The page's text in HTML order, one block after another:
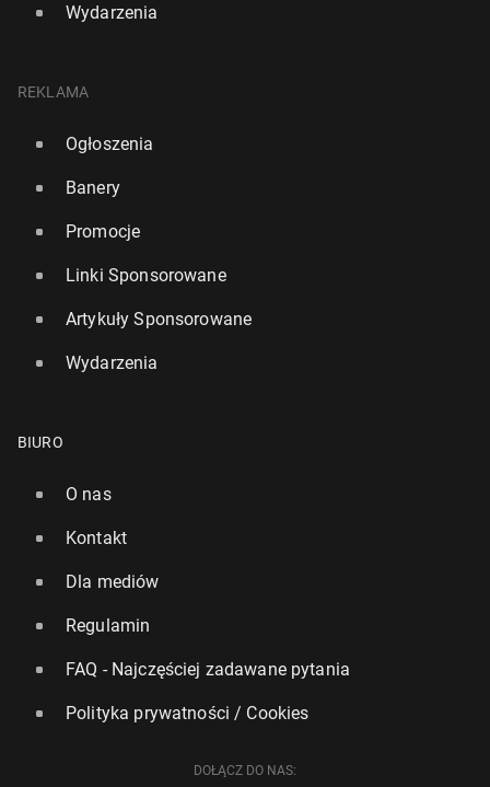
ny­mi księ­gar­nia­mi i przy­tul­ny­mi ka­wiar­nia­mi
20 maja, 08:00
wzglę­dem kultury
Wydarzenia
REKLAMA
Ogłoszenia
Banery
Promocje
Linki Sponsorowane
Artykuły Sponsorowane
Wydarzenia
BIURO
O nas
Kontakt
Dla mediów
Regulamin
FAQ - Najczęściej zadawane pytania
Polityka prywatności / Cookies
DOŁĄCZ DO NAS: